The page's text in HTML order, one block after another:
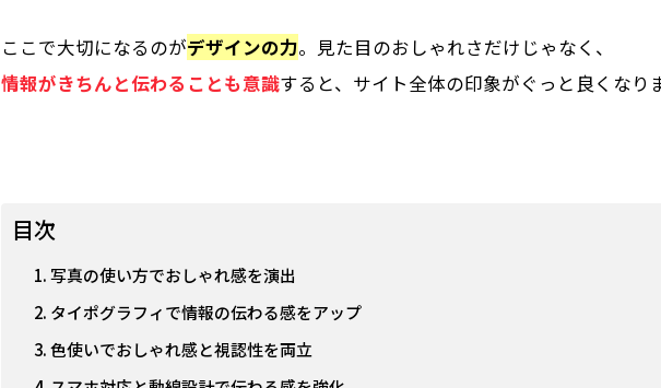
ここで大切になるのがデザインの力。見た目のおしゃれさだけじゃなく、
情報がきちんと伝わることも意識すると、サイト全体の印象がぐっと良くなり
目次
写真の使い方でおしゃれ感を演出
タイポグラフィで情報の伝わる感をアップ
色使いでおしゃれ感と視認性を両立